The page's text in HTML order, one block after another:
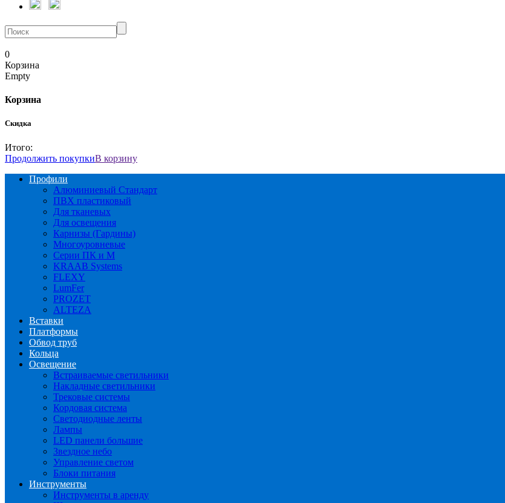
0
Корзина
Empty
Корзина
Скидка
Итого:
Продолжить покупкиВ корзину
Профили
Алюминиевый Стандарт
ПВХ пластиковый
Для тканевых
Для освещения
Карнизы (Гардины)
Многоуровневые
Серии ПК и М
KRAAB Systems
FLEXY
LumFer
PROZET
ALTEZA
Вставки
Платформы
Обвод труб
Кольца
Освещение
Встраиваемые светильники
Накладные светильники
Трековые системы
Кордовая система
Светодиодные ленты
Лампы
LED панели большие
Звездное небо
Управление светом
Блоки питания
Инструменты
Инструменты в аренду